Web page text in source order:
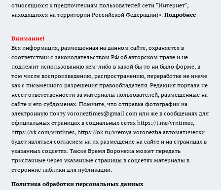
относящихся к предпочтениям пользователей сети "Интернет",
находящихся на территории Российской Федерации)». Подробнее
Внимание!
Вся информация, размещенная на данном сайте, охраняется в
соответствии с законодательством РФ об авторском праве и не
подлежит использованию кем-либо в какой бы то ни было форме, в
том числе воспроизведению, распространению, переработке не иначе
как с письменного разрешения правообладателя. Редакция портала не
несет ответственности за материалы пользователей, размещенные на
сайте и его субдоменах. Помните, что отправка фотографии на
электронную почту voroneztimes@gmail.com или же в сообщениях для
официальных страницах в социальных сетях https://t.me/vrntimes,
https://vk.com/vrntimes, https://ok.ru/vremya.voronezha автоматически
будет являться согласием на их размещение на сайте и на страницах в
указанных соцсетях. Также Время Воронежа может передать
присланные через указанные страницы в соцсетях материалы в
сторонние паблики для публикации.
Политика обработки персональных данных